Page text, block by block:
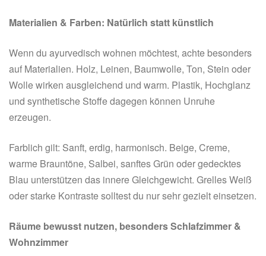
Materialien & Farben: Natürlich statt künstlich
Wenn du ayurvedisch wohnen möchtest, achte besonders
auf Materialien. Holz, Leinen, Baumwolle, Ton, Stein oder
Wolle wirken ausgleichend und warm. Plastik, Hochglanz
und synthetische Stoffe dagegen können Unruhe
erzeugen.
Farblich gilt: Sanft, erdig, harmonisch. Beige, Creme,
warme Brauntöne, Salbei, sanftes Grün oder gedecktes
Blau unterstützen das innere Gleichgewicht. Grelles Weiß
oder starke Kontraste solltest du nur sehr gezielt einsetzen.
Räume bewusst nutzen, besonders Schlafzimmer &
Wohnzimmer